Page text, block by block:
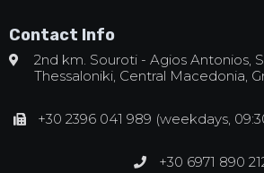
Contact Info
2nd km. Souroti - Agios Antonios,
Thessaloniki, Central Macedonia,
+30 2396 041 989 (weekdays,
+30 6971 890